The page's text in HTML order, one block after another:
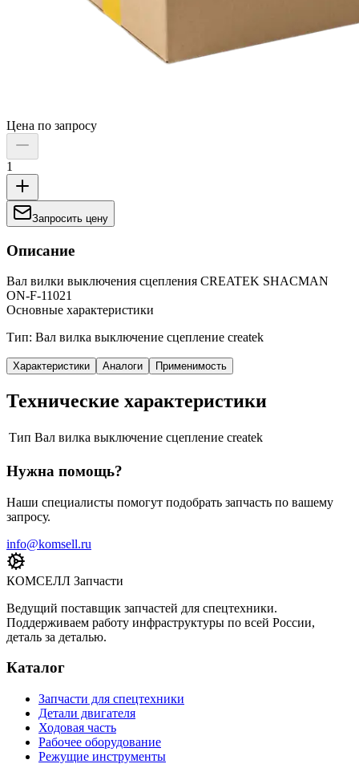
Цена по запросу
1
Запросить цену
Описание
Вал вилки выключения сцепления CREATEK SHACMAN
ON-F-11021
Основные характеристики
Тип: Вал вилка выключение сцепление createk
Характеристики Аналоги Применимость
Технические характеристики
Тип Вал вилка выключение сцепление createk
Нужна помощь?
Наши специалисты помогут подобрать запчасть по вашему
запросу.
info@komsell.ru
КОМСЕЛЛ Запчасти
Ведущий поставщик запчастей для спецтехники.
Поддерживаем работу инфраструктуры по всей России,
деталь за деталью.
Каталог
Запчасти для спецтехники
Детали двигателя
Ходовая часть
Рабочее оборудование
Режущие инструменты